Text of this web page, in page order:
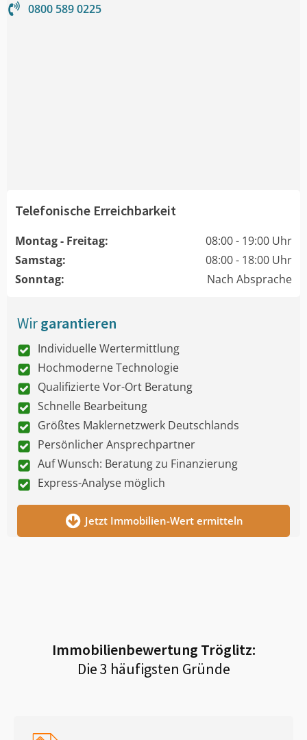
0800 589 0225
Telefonische Erreichbarkeit
Montag - Freitag:
08:00 - 19:00 Uhr
Samstag:
08:00 - 18:00 Uhr
Sonntag:
Nach Absprache
Wirgarantieren
Individuelle Wertermittlung
Hochmoderne Technologie
Qualifizierte Vor-Ort Beratung
Schnelle Bearbeitung
Größtes Maklernetzwerk Deutschlands
Persönlicher Ansprechpartner
Auf Wunsch: Beratung zu Finanzierung
Express-Analyse möglich
Jetzt Immobilien-Wert ermitteln
Immobilienbewertung Tröglitz:
Die 3 häufigsten Gründe